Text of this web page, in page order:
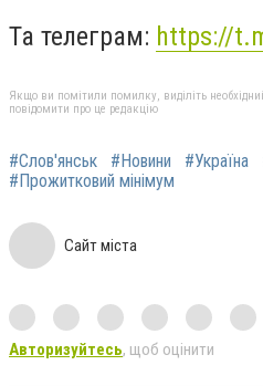
Та телеграм: https://
Якщо ви помітили помилку, виділіть
повідомити про це редакцію
#Слов'янськ #Новини #Україна
#Прожитковий мінімум
Сайт міста
Авторизуйтесь, щоб оцінити